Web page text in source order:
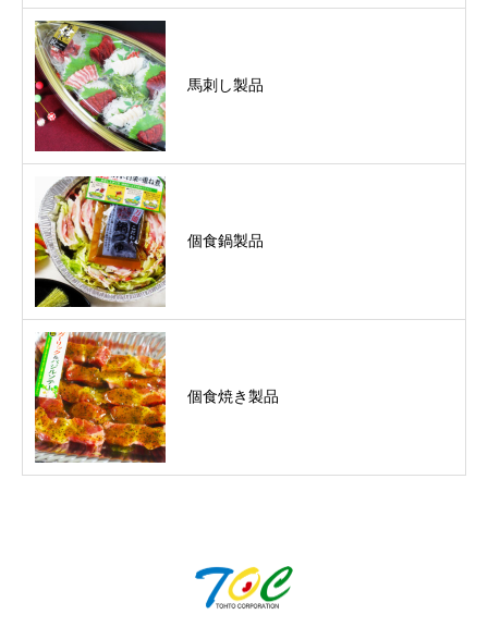
馬刺し製品
個食鍋製品
個食焼き製品